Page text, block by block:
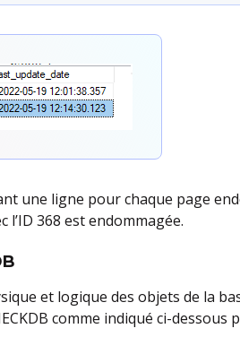
une ligne pour chaque page
l’ID 368 est endommagée.
et logique des objets de la
comme indiqué ci-